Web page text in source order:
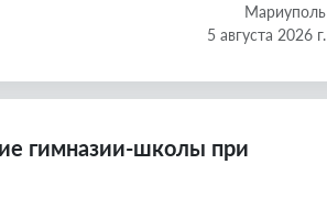
Мариуполь
5 августа 2026 г.
гимназии-школы при